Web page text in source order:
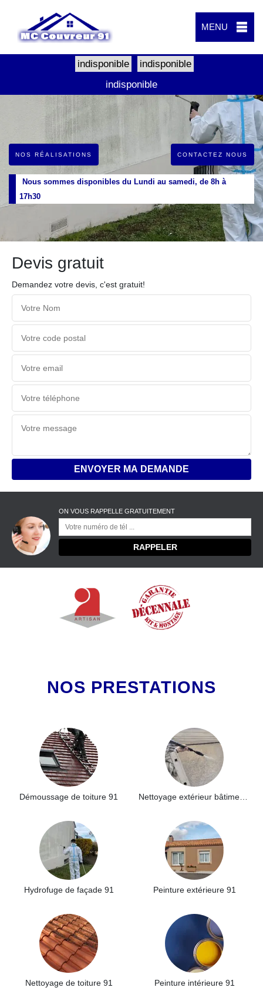
MENU
indisponible
indisponible
indisponible
NOS RÉALISATIONS CONTACTEZ NOUS
Nous sommes disponibles du Lundi au samedi, de 8h à
17h30
Devis gratuit
Demandez votre devis, c'est gratuit!
ON VOUS RAPPELLE GRATUITEMENT
NOS PRESTATIONS
Démoussage de toiture 91
Hydrofuge de façade 91 Peinture extérieure 91
Nettoyage de toiture 91 Peinture intérieure 91